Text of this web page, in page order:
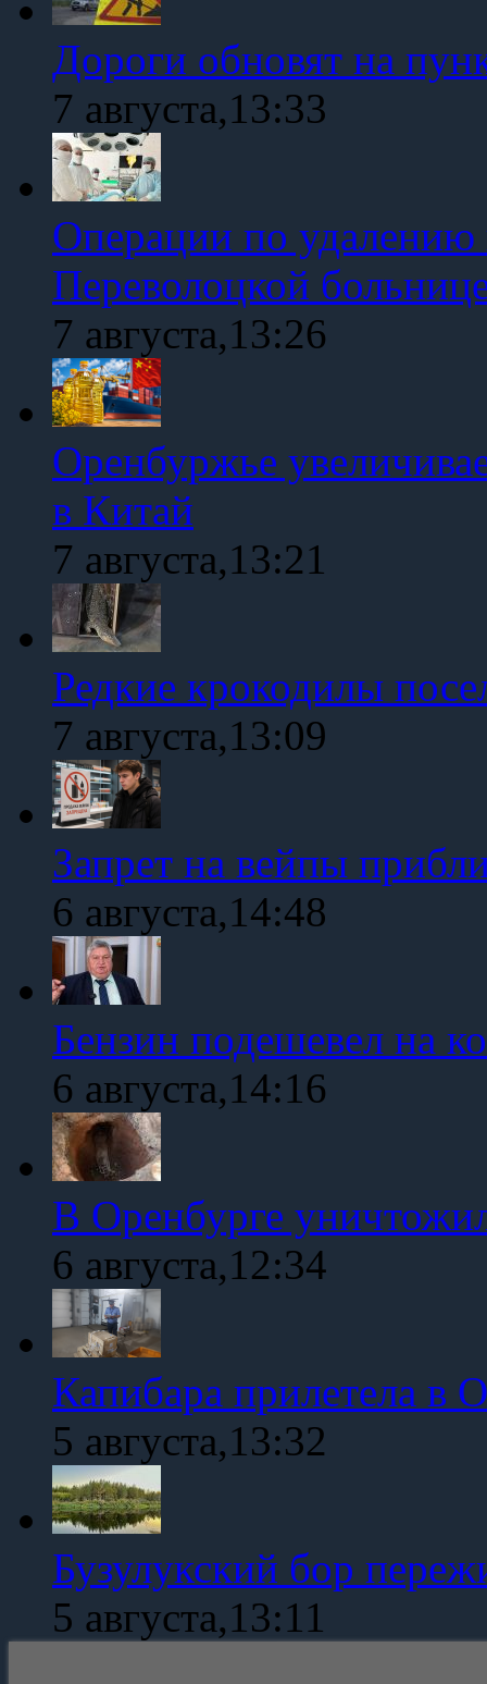
Дороги обновят на
7 августа,13:33
Операции по удалению
Переволоцкой
7 августа,13:26
Оренбуржье
в Китай
7 августа,13:21
Редкие крокодилы
7 августа,13:09
Запрет на вейпы
6 августа,14:48
Бензин подешевел на
6 августа,14:16
В Оренбурге
6 августа,12:34
Капибара прилетела в
5 августа,13:32
Бузулукский бор
5 августа,13:11